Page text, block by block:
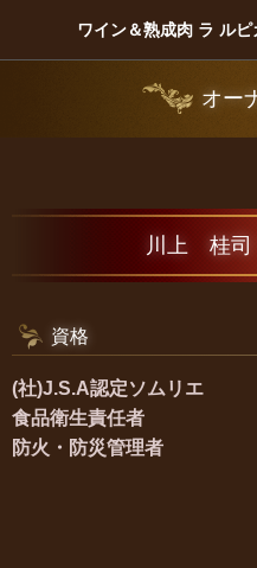
ワイン＆熟成肉 ラ ル
オー
川上 桂司
資格
(社)J.S.A認定ソムリエ
食品衛生責任者
防火・防災管理者